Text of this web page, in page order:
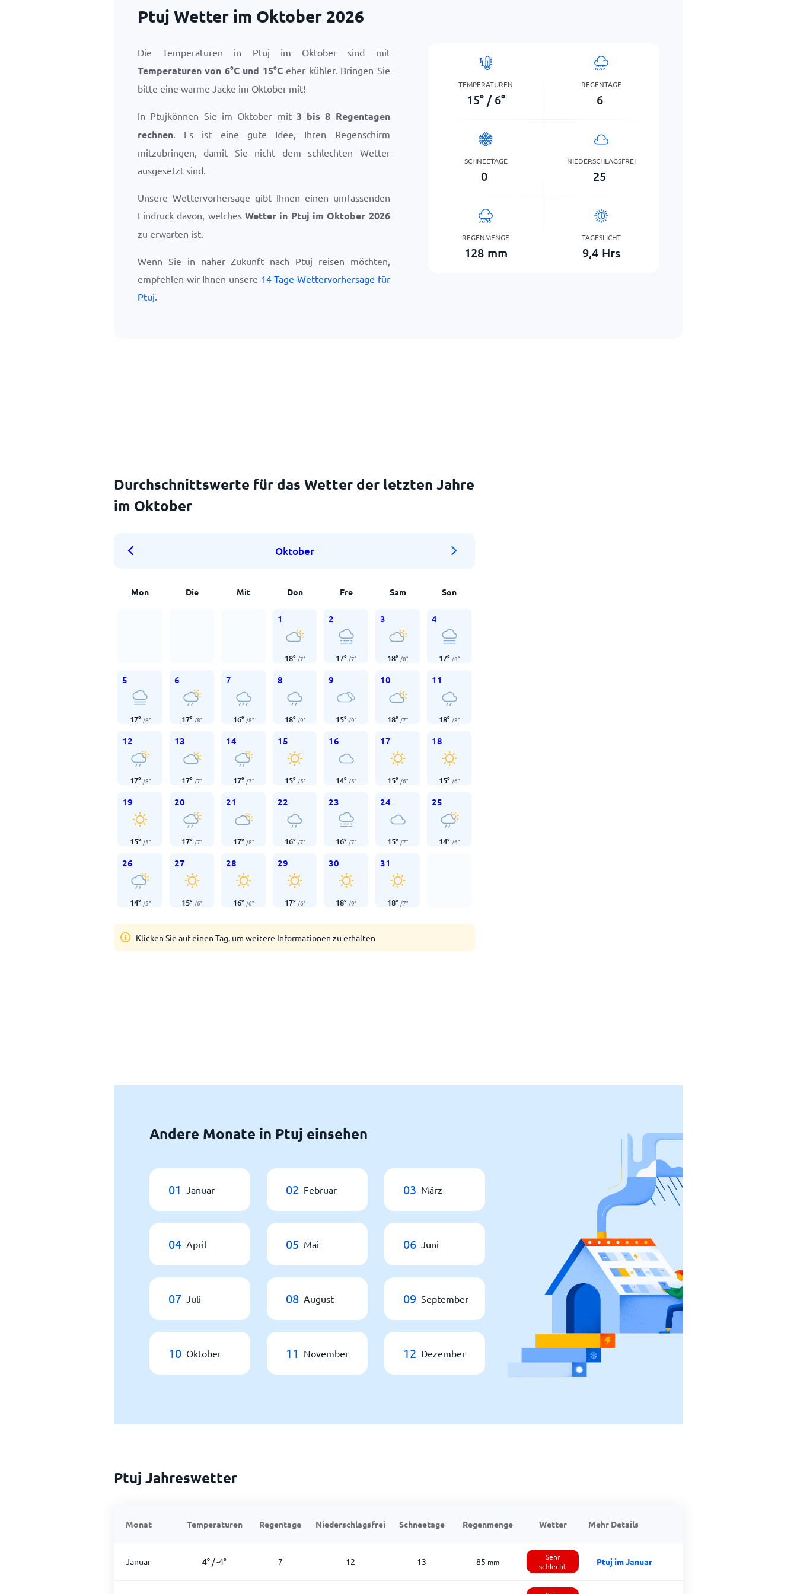
Ptuj Wetter im Oktober 2026
Die Temperaturen in Ptuj im Oktober sind mit
Temperaturen von 6°Cund 15°Ceher kühler. Bringen Sie
bitte eine warme Jacke im Oktober mit!
In Ptujkönnen Sie im Oktober mit 3 bis 8 Regentagen
rechnen. Es ist eine gute Idee, Ihren Regenschirm
mitzubringen, damit Sie nicht dem schlechten Wetter
ausgesetzt sind.
Unsere Wettervorhersage gibt Ihnen einen umfassenden
Eindruck davon, welchesWetter in Ptuj im Oktober 2026
zu erwarten ist.
Wenn Sie in naher Zukunft nach Ptuj reisen möchten,
empfehlen wir Ihnen unsere 14-Tage-Wettervorhersage für
Ptuj.
TEMPERATUREN
15° / 6°
REGENTAGE
6
SCHNEETAGE
0
NIEDERSCHLAGSFREI
25
REGENMENGE
128 mm
TAGESLICHT
9,4 Hrs
Durchschnittswerte für das Wetter der letzten Jahre
im Oktober
Oktober
Mon Die Mit Don Fre Sam Son
1
18° /7°
2
17° /7°
3
18° /8°
4
17° /8°
5
17° /8°
6
17° /8°
7
16° /8°
8
18° /9°
9
15° /9°
10
18° /7°
11
18° /8°
12
17° /8°
13
17° /7°
14
17° /7°
15
15° /5°
16
14° /5°
17
15° /6°
18
15° /6°
19
15° /5°
20
17° /7°
21
17° /8°
22
16° /7°
23
16° /7°
24
15° /7°
25
14° /6°
26
14° /5°
27
15° /6°
28
16° /6°
29
17° /6°
30
18° /9°
31
18° /7°
Klicken Sie auf einen Tag, um weitere Informationen zu erhalten
Andere Monate in Ptuj einsehen
01 Januar 02 Februar 03 März
04 April 05 Mai 06 Juni
07 Juli 08 August 09 September
10 Oktober 11 November 12 Dezember
Ptuj Jahreswetter
Monat Temperaturen Regentage Niederschlagsfrei Schneetage Regenmenge Wetter Mehr Details
Januar 4° /-4° 7 12 13 85 mm
Sehr
schlecht
Ptuj im Januar